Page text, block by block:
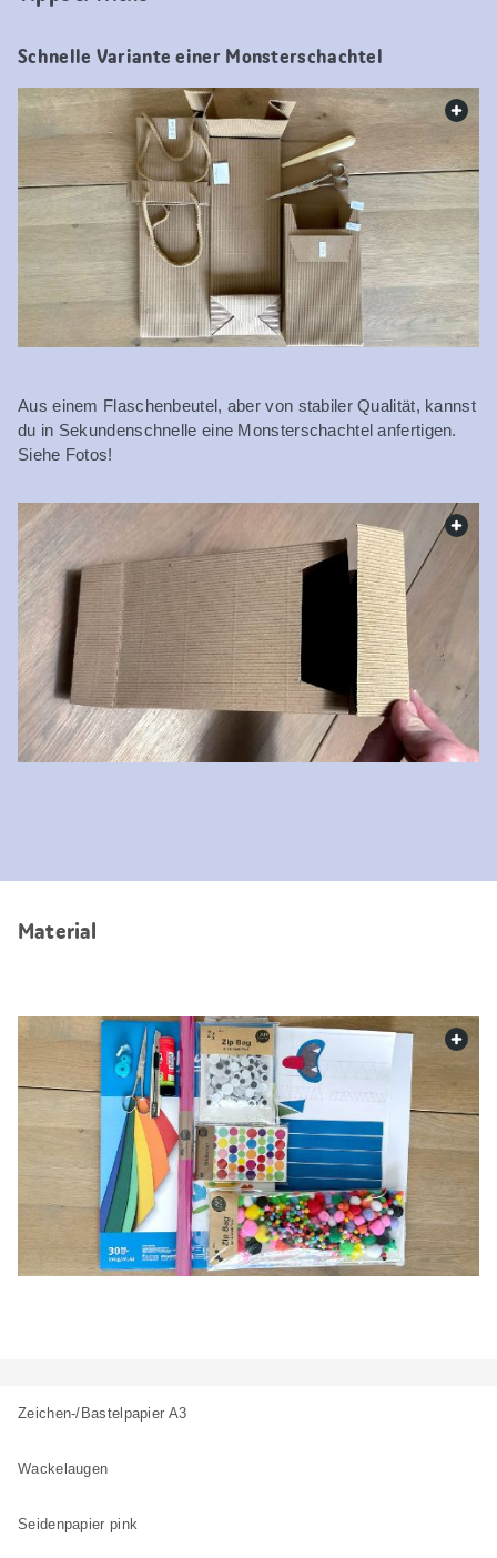
Schnelle Variante einer Monsterschachtel
Aus einem Flaschenbeutel, aber von stabiler Qualität, kannst
du in Sekundenschnelle eine Monsterschachtel anfertigen.
Siehe Fotos!
Material
Zeichen-/Bastelpapier A3
Wackelaugen
Seidenpapier pink